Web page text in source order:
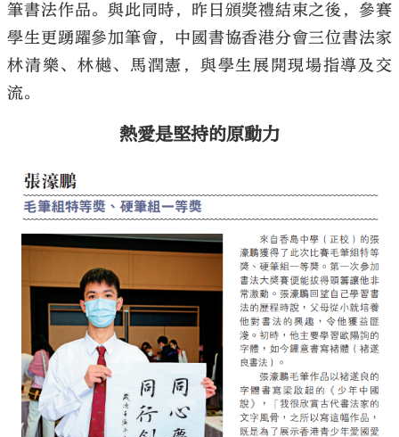
筆書法作品。與此同時，昨日頒獎禮結束之後，參賽
學生更踴躍參加筆會，中國書協香港分會三位書法家
林清樂、林樾、馬潤憲，與學生展開現場指導及交
流。
熱愛是堅持的原動力